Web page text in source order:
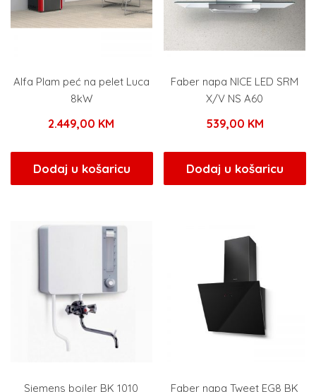
Alfa Plam peć na pelet Luca
8kW
2.449,00 KM
Dodaj u košaricu
Faber napa NICE LED SRM
X/V NS A60
539,00 KM
Dodaj u košaricu
Siemens bojler BK 1010
Faber napa Tweet EG8 BK